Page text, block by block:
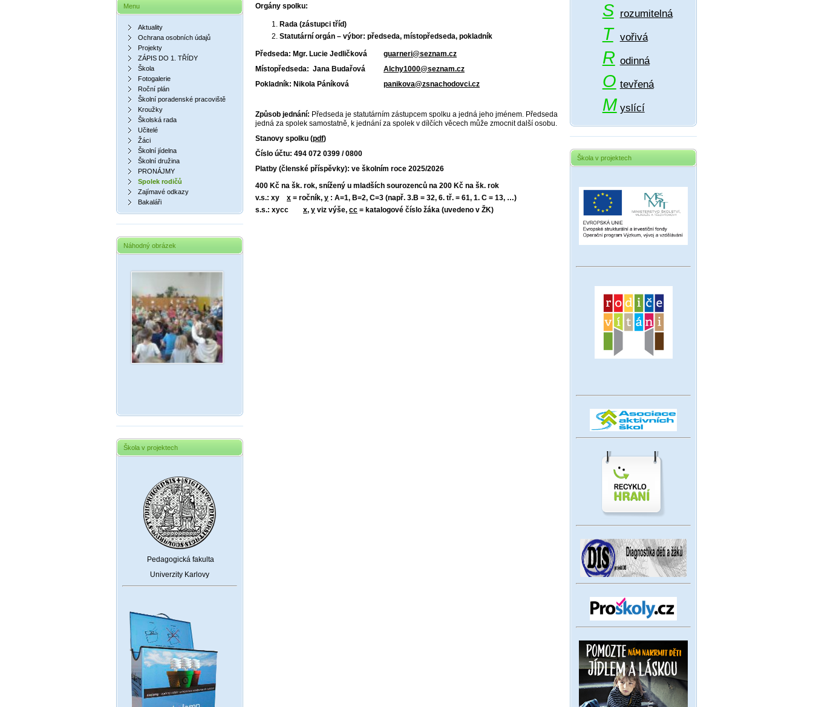
Menu
Aktuality
Ochrana osobních údajů
Projekty
ZÁPIS DO 1. TŘÍDY
Škola
Fotogalerie
Roční plán
Školní poradenské pracoviště
Kroužky
Školská rada
Učitelé
Žáci
Školní jídelna
Školní družina
PRONÁJMY
Spolek rodičů
Zajímavé odkazy
Bakaláři
Náhodný obrázek
Škola v projektech
Pedagogická fakulta
Univerzity Karlovy
Orgány spolku:
Rada (zástupci tříd)
Statutární orgán – výbor: předseda, místopředseda, pokladník
Předseda: Mgr. Lucie Jedličková guarneri@seznam.cz
Místopředseda: Jana Budařová Alchy1000@seznam.cz
Pokladník: Nikola Páníková panikova@zsnachodovci.cz
Způsob jednání: Předseda je statutárním zástupcem spolku a jedná jeho jménem. Předseda
jedná za spolek samostatně, k jednání za spolek v dílčích věcech může zmocnit další osobu.
Stanovy spolku (pdf)
Číslo účtu: 494 072 0399 / 0800
Platby (členské příspěvky): ve školním roce 2025/2026
400 Kč na šk. rok, snížený u mladších sourozenců na 200 Kč na šk. rok
v.s.: xy x = ročník, y : A=1, B=2, C=3 (např. 3.B = 32, 6. tř. = 61, 1. C = 13, …)
s.s.: xycc x, y viz výše, cc = katalogové číslo žáka (uvedeno v ŽK)
S rozumitelná
T vořivá
R odinná
O tevřená
M yslící
Škola v projektech